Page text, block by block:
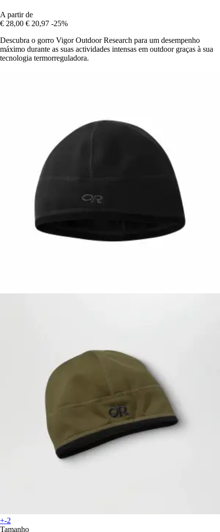
A partir de
€ 28,00 € 20,97 -25%
Descubra o gorro Vigor Outdoor Research para um desempenho
máximo durante as suas actividades intensas em outdoor graças à sua
tecnologia termorreguladora.
+-2
Tamanho